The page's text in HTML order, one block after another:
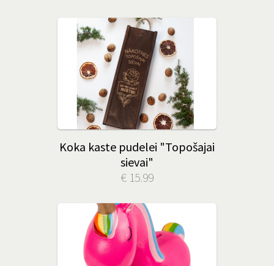
Koka kaste pudelei "Topošajai
sievai"
€ 15.99